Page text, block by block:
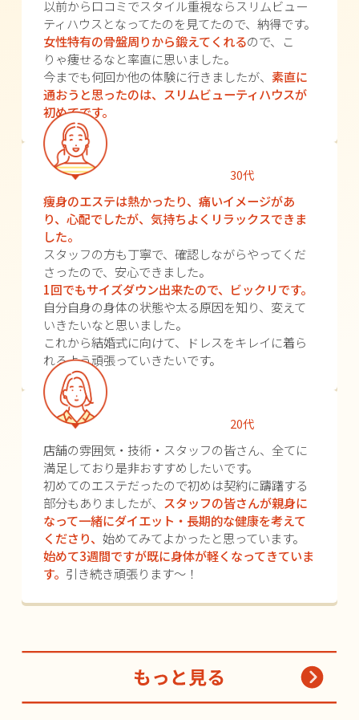
以前から口コミでスタイル重視ならスリムビュー
ティハウスとなってたのを見てたので、納得です。
女性特有の骨盤周りから鍛えてくれるので、こ
りゃ痩せるなと率直に思いました。
今までも何回か他の体験に行きましたが、 素直に
通おうと思ったのは、スリムビューティハウスが
初めてです。
30代
痩身のエステは熱かったり、痛いイメージがあ
り、心配でしたが、気持ちよくリラックスできま
した。
スタッフの方も丁寧で、確認しながらやってくだ
さったので、安心できました。
1回でもサイズダウン出来たので、ビックリです。
自分自身の身体の状態や太る原因を知り、変えて
いきたいなと思いました。
これから結婚式に向けて、ドレスをキレイに着ら
れるよう頑張っていきたいです。
20代
店舗の雰囲気・技術・スタッフの皆さん、全てに
満足しており是非おすすめしたいです。
初めてのエステだったので初めは契約に躊躇する
部分もありましたが、 スタッフの皆さんが親身に
なって一緒にダイエット・長期的な健康を考えて
くださり、 始めてみてよかったと思っています。
始めて3週間ですが既に身体が軽くなってきていま
す。 引き続き頑張ります～！